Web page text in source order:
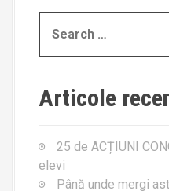
a
c
o
r
Articole
25 de ACȚIUNI
elevi
Până unde mergi